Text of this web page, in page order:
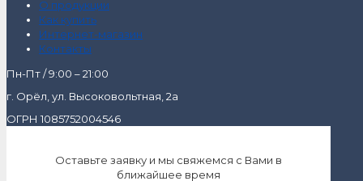
О продукции
Как купить
Интернет-магазин
Контакты
Пн-Пт / 9:00 – 21:00
г. Орёл, ул. Высоковольтная, 2а
ОГРН 1085752004546
Оставьте заявку и мы свяжемся с Вами в
ближайшее время